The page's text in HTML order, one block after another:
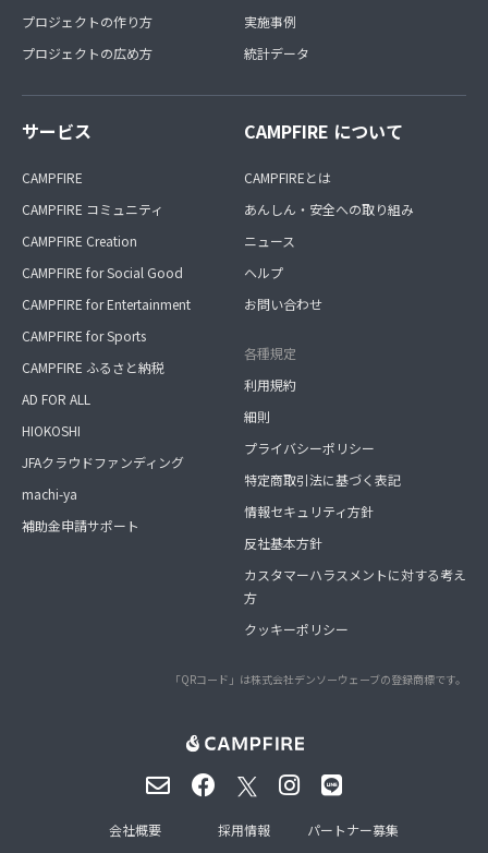
プロジェクトの作り方
プロジェクトの広め方
実施事例
統計データ
サービス
CAMPFIRE
CAMPFIRE コミュニティ
CAMPFIRE Creation
CAMPFIRE for Social Good
CAMPFIRE for Entertainment
CAMPFIRE for Sports
CAMPFIRE ふるさと納税
AD FOR ALL
HIOKOSHI
JFAクラウドファンディング
machi-ya
補助金申請サポート
CAMPFIRE について
CAMPFIREとは
あんしん・安全への取り組み
ニュース
ヘルプ
お問い合わせ
各種規定
利用規約
細則
プライバシーポリシー
特定商取引法に基づく表記
情報セキュリティ方針
反社基本方針
カスタマーハラスメントに対する考え
方
クッキーポリシー
「QRコード」は株式会社デンソーウェーブの登録商標です。
会社概要 採用情報 パートナー募集